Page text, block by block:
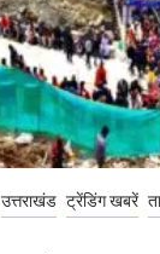
उत्तराखंड ट्रेंडिंग खबरें